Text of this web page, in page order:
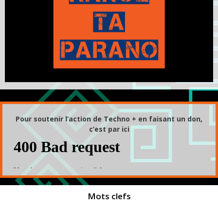
Pour soutenir l’action de Techno + en faisant un don,
c’est par ici
Mots clefs